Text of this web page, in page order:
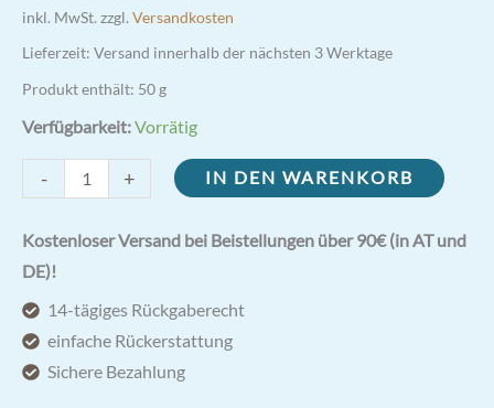
inkl. MwSt. zzgl. Versandkosten
Lieferzeit: Versand innerhalb der nächsten 3 Werktage
Produkt enthält: 50 g
Verfügbarkeit:Vorrätig
-
Fenchelgewürzmischung
|
Sivesan
Universalmittel
+ IN DEN WARENKORB
Kostenloser Versand bei Beistellungen über 90€ (in AT und
DE)!
14-tägiges Rückgaberecht
einfache Rückerstattung
Sichere Bezahlung